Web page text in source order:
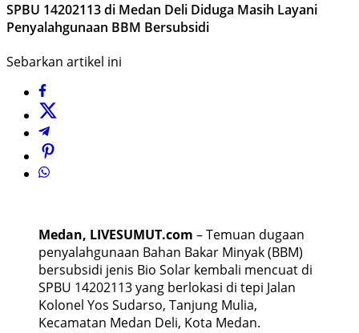
SPBU 14202113 di Medan Deli Diduga Masih Layani
Penyalahgunaan BBM Bersubsidi
Sebarkan artikel ini
Medan, LIVESUMUT.com – Temuan dugaan
penyalahgunaan Bahan Bakar Minyak (BBM)
bersubsidi jenis Bio Solar kembali mencuat di
SPBU 14202113 yang berlokasi di tepi Jalan
Kolonel Yos Sudarso, Tanjung Mulia,
Kecamatan Medan Deli, Kota Medan.